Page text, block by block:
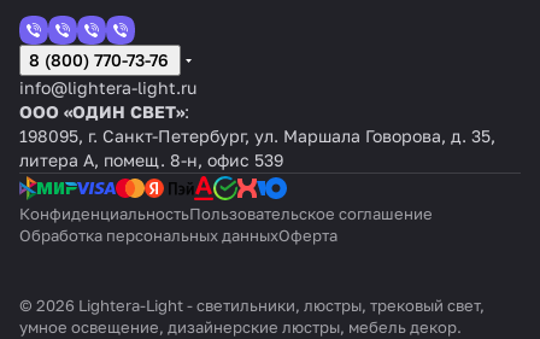
8 (800) 770-73-76
info@lightera-light.ru
ООО «ОДИН СВЕТ»:
198095, г. Санкт-Петербург, ул. Маршала Говорова, д. 35,
литера А, помещ. 8-н, офис 539
КонфиденциальностьПользовательское соглашение
Обработка персональных данныхОферта
© 2026 Lightera-Light - светильники, люстры, трековый свет,
умное освещение, дизайнерские люстры, мебель декор.